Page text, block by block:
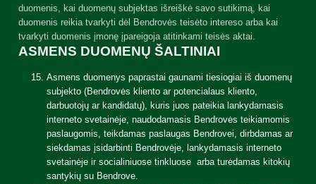
duomenis, kai duomenų subjektas išreiškė savo sutikimą, kai
duomenis reikia tvarkyti dėl Bendrovės teisėto intereso arba kai
tvarkyti duomenis įmonę įpareigoja atitinkami teisės aktai.
ASMENS DUOMENŲ ŠALTINIAI
Asmens duomenys paprastai gaunami tiesiogiai iš duomenų
subjekto (Bendrovės kliento ar potencialaus kliento,
darbuotojų ar kandidatų), kuris juos pateikia lankydamasis
interneto svetainėje, naudodamasis Bendrovės teikiamomis
paslaugomis, teikdamas paslaugas Bendrovei, dirbdamas ar
siekdamas įsidarbinti Bendrovėje, lankydamasis interneto
svetainėje ir socialiniuose tinkluose arba turėdamas kitokių
santykių su Bendrove.